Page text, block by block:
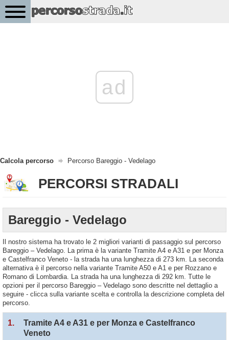
ad
Calcola percorso Percorso Bareggio - Vedelago
PERCORSI STRADALI
Bareggio - Vedelago
Il nostro sistema ha trovato le 2 migliori varianti di passaggio sul percorso
Bareggio – Vedelago. La prima è la variante Tramite A4 e A31 e per Monza
e Castelfranco Veneto - la strada ha una lunghezza di 273 km. La seconda
alternativa è il percorso nella variante Tramite A50 e A1 e per Rozzano e
Romano di Lombardia. La strada ha una lunghezza di 292 km. Tutte le
opzioni per il percorso Bareggio – Vedelago sono descritte nel dettaglio a
seguire - clicca sulla variante scelta e controlla la descrizione completa del
percorso.
1.
Tramite A4 e A31 e per Monza e Castelfranco
Veneto